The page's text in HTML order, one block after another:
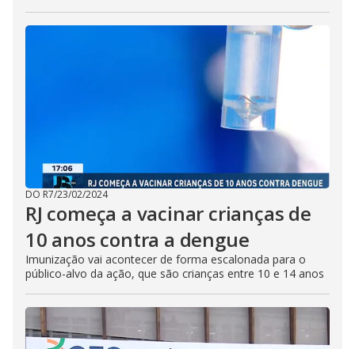
DO R7/23/02/2024
RJ começa a vacinar crianças de
10 anos contra a dengue
Imunização vai acontecer de forma escalonada para o
público-alvo da ação, que são crianças entre 10 e 14 anos